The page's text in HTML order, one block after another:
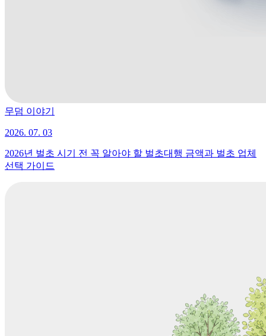
무덤 이야기
2026. 07. 03
2026년 벌초 시기 전 꼭 알아야 할 벌초대행 금액과 벌초 업체
선택 가이드